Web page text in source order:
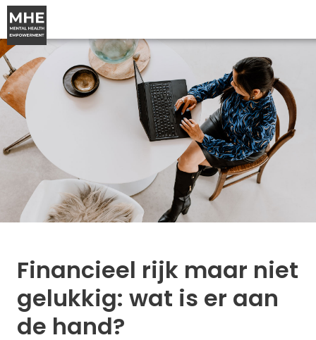
Financieel rijk maar niet
gelukkig: wat is er aan
de hand?